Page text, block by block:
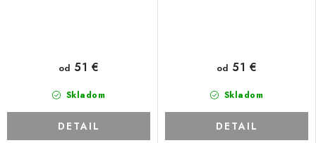
Skladom
od 51 €
DETAIL
Skladom
od 51 €
DETAIL